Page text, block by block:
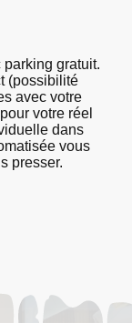
gratuit.
(possibilité
avec votre
votre réel
dans
vous
presser.